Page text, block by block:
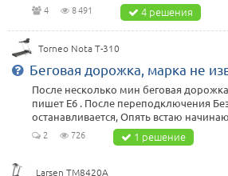
4 8 491 4 решения
Torneo Nota T-310
Беговая дорожка, марка не
После несколько мин беговая
пишет Е6 . После переподключения
останавливается, Опять встаю
2 726 1 решение
Larsen TM8420A